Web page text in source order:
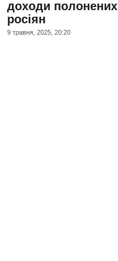
доходи полонених
росіян
9 травня, 2025, 20:20